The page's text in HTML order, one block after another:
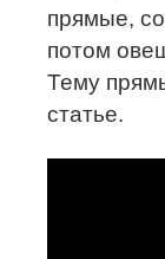
прямые,
потом
Тему
статье.